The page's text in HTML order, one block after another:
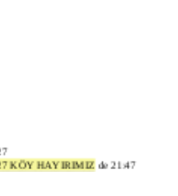
KÖY HAYIRIMIZde 21:47